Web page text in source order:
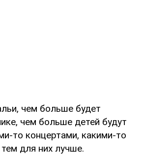
чем больше будет
чем больше детей будут
то концертами, какими-то
для них лучше.